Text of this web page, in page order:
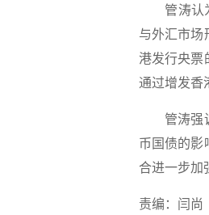
管涛认为
与外汇市场
港发行央票
通过增发香
管涛强调
币国债的影
合进一步加
责编：闫尚